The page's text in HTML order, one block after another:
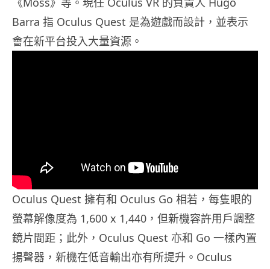
Barra 指 Oculus Quest 是為遊戲而設計，並表示
會在新平台投入大量資源。
Oculus Quest 擁有和 Oculus Go 相若，每隻眼的
螢幕解像度為 1,600 x 1,440，但新機容許用戶調整
鏡片間距；此外，Oculus Quest 亦和 Go 一樣內置
揚聲器，新機在低音輸出亦有所提升。Oculus